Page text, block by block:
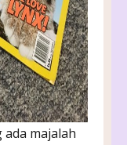
majalah